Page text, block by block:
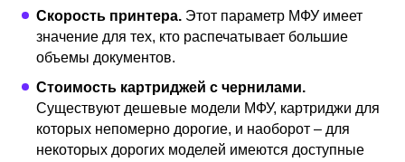
Лучшие струйные МФУ с СПНЧ
Epson L7160 Смотреть
Скорость принтера. Этот параметр МФУ имеет
значение для тех, кто распечатывает большие
объемы документов.
Стоимость картриджей с чернилами.
Существуют дешевые модели МФУ, картриджи для
которых непомерно дорогие, и наоборот – для
некоторых дорогих моделей имеются доступные